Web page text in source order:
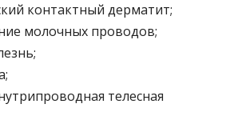
контактный дерматит;
молочных проводов;
телесная